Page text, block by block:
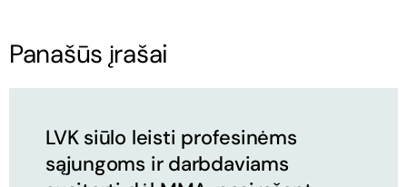
Panašūs įrašai
LVK siūlo leisti profesinėms
sąjungoms ir darbdaviams